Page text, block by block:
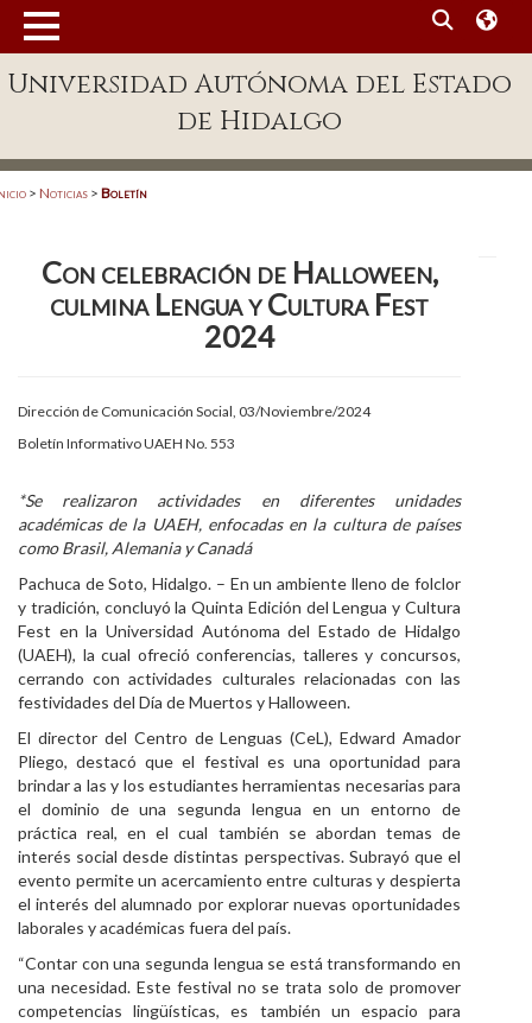
Enlaces
Patronato
Acreditación Internacional
Aspirantes
Personal
Alumni
Visitantes
Universidad Autónoma del Estado
de Hidalgo
> Noticias > Boletín
Con celebración de Halloween,
culmina Lengua y Cultura Fest
2024
Dirección de Comunicación Social, 03/Noviembre/2024
Boletín Informativo UAEH No. 553
*Se realizaron actividades en diferentes unidades
académicas de la UAEH, enfocadas en la cultura de países
como Brasil, Alemania y Canadá
Pachuca de Soto, Hidalgo. – En un ambiente lleno de folclor
y tradición, concluyó la Quinta Edición del Lengua y Cultura
Fest en la Universidad Autónoma del Estado de Hidalgo
(UAEH), la cual ofreció conferencias, talleres y concursos,
cerrando con actividades culturales relacionadas con las
festividades del Día de Muertos y Halloween.
El director del Centro de Lenguas (CeL), Edward Amador
Pliego, destacó que el festival es una oportunidad para
brindar a las y los estudiantes herramientas necesarias para
el dominio de una segunda lengua en un entorno de
práctica real, en el cual también se abordan temas de
interés social desde distintas perspectivas. Subrayó que el
evento permite un acercamiento entre culturas y despierta
el interés del alumnado por explorar nuevas oportunidades
laborales y académicas fuera del país.
“Contar con una segunda lengua se está transformando en
una necesidad. Este festival no se trata solo de promover
competencias lingüísticas, es también un espacio para